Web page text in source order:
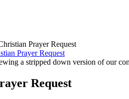
Prayer Request
Prayer Request
a stripped down version of our
Request